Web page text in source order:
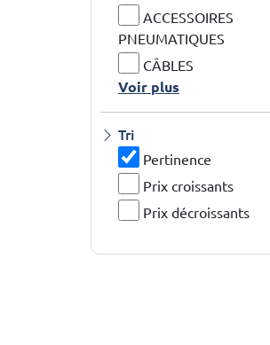
ACCESSOIRES
PNEUMATIQUES
CÂBLES
Voir plus
Tri
Pertinence
Prix croissants
Prix décroissants